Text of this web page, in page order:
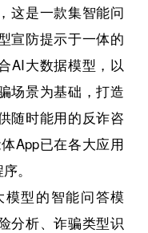
这是一款集智能问
宣防提示于一体的
AI大数据模型，以
场景为基础，打造
随时能用的反诈咨
App已在各大应用
。
型的智能问答模
分析、诈骗类型识